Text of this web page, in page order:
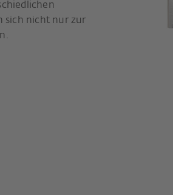
sich nicht nur zur